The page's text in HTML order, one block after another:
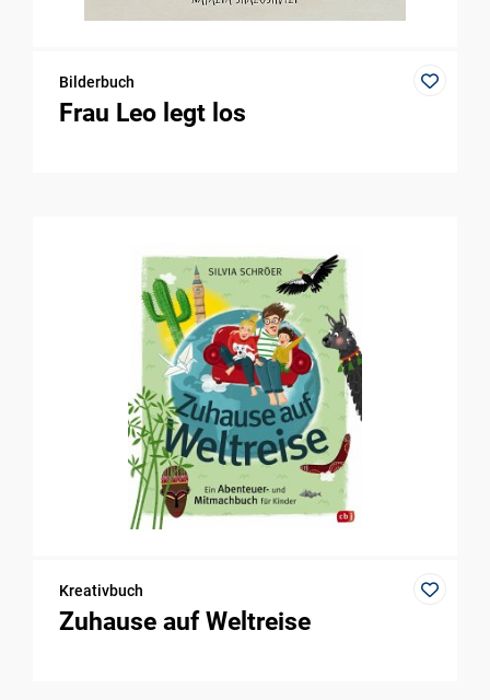
Bilderbuch
Frau Leo legt los
Kreativbuch
Zuhause auf Weltreise